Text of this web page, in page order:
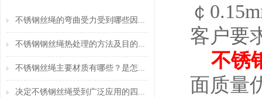
不锈钢丝绳的弯曲受力受到哪些因...
不锈钢钢丝绳热处理的方法及目的...
不锈钢丝绳主要材质有哪些？是怎...
决定不锈钢丝绳受到广泛应用的四...
￠
客户要
不锈
面质量